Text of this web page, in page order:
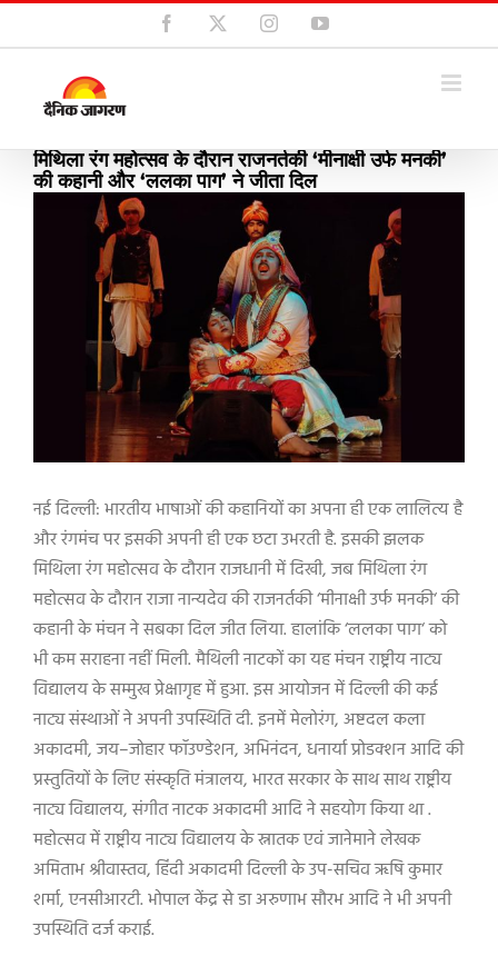
Skip
to
Facebook InstagramYouTube
मिथिला रंग महोत्सव के दौरान राजनर्तकी ‘मीनाक्षी उर्फ मनकी’
की कहानी और ‘ललका पाग’ ने जीता दिल
नई दिल्ली: भारतीय भाषाओं की कहानियों का अपना ही एक लालित्य है
और रंगमंच पर इसकी अपनी ही एक छटा उभरती है. इसकी झलक
मिथिला रंग महोत्सव के दौरान राजधानी में दिखी,जब मिथिला रंग
महोत्सव के दौरान राजा नान्यदेव की राजनर्तकी‘मीनाक्षी उर्फ मनकी‘की
कहानी के मंचन ने सबका दिल जीत लिया. हालांकि‘ललका पाग‘को
भी कम सराहना नहीं मिली. मैथिली नाटकों का यह मंचन राष्ट्रीय नाट्य
विद्यालय के सम्मुख प्रेक्षागृह में हुआ. इस आयोजन में दिल्ली की कई
नाट्य संस्थाओं ने अपनी उपस्थिति दी. इनमें मेलोरंग,अष्टदल कला
अकादमी,जय–जोहार फॉउण्डेशन,अभिनंदन,धनार्या प्रोडक्शन आदि की
प्रस्तुतियों के लिए संस्कृति मंत्रालय,भारत सरकार के साथ साथ राष्ट्रीय
नाट्य विद्यालय,संगीत नाटक अकादमी आदि ने सहयोग किया था .
महोत्सव में राष्ट्रीय नाट्य विद्यालय के स्नातक एवं जानेमाने लेखक
अमिताभ श्रीवास्तव,हिंदी अकादमी दिल्ली के उप-सचिव ऋषि कुमार
शर्मा,एनसीआरटी. भोपाल केंद्र से डा अरुणाभ सौरभ आदि ने भी अपनी
उपस्थिति दर्ज कराई.